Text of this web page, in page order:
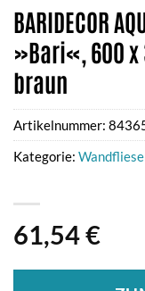
BARIDECOR
»Bari«, 600 x
braun
61,54€
Artikelnummer:
Kategorie: